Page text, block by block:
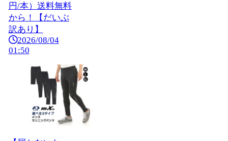
円/本）送料無料
から！【だいぶ
訳あり】
2026/08/04
01:50